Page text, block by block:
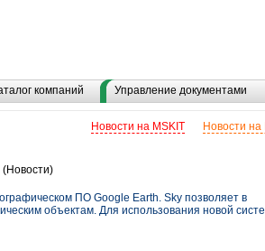
компаний Управление документами
Новости на
Новости на MSKIT
(Новости)
ПО Google Earth. Sky позволяет в
объектам. Для использования новой